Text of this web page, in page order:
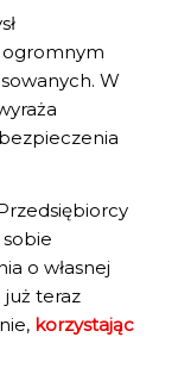
ogromnym
W
o własnej
już teraz
korzystając